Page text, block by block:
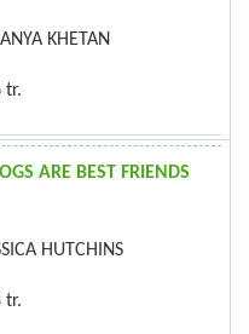
KHETAN
tr.
ARE BEST FRIENDS
HUTCHINS
tr.